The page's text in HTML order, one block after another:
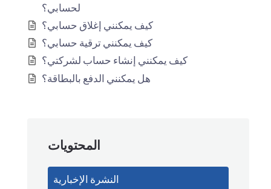
لحسابي؟
كيف يمكنني إغلاق حسابي؟
كيف يمكنني ترقية حسابي؟
كيف يمكنني إنشاء حساب لشركتي؟
هل يمكنني الدفع بالبطاقة؟
المحتويات
النشرة الإخبارية